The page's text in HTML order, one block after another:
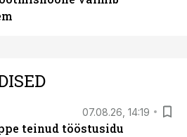
07.08.26, 14:19
teinud tööstusidu